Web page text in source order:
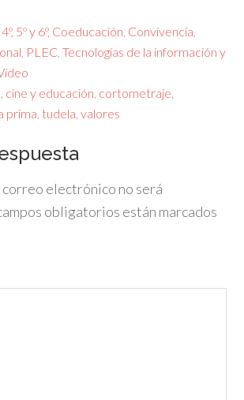
5º y 6º, Coeducación Convivencia
PLEC ,Tecnologías de la información y
cine y educación cortometraje
prima tudela ,valores
electrónico no será
obligatorios están marcados